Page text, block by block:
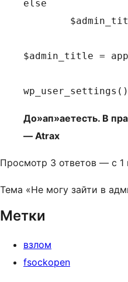
else
$admin_title =
До»ап»аетесть. В
— Atrax
Просмотр 3 ответов — с 1
Тема «Не могу зайти в
Метки
взлом
fsockopen